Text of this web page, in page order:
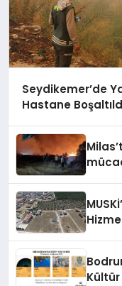
Seydikemer’de
Hastane